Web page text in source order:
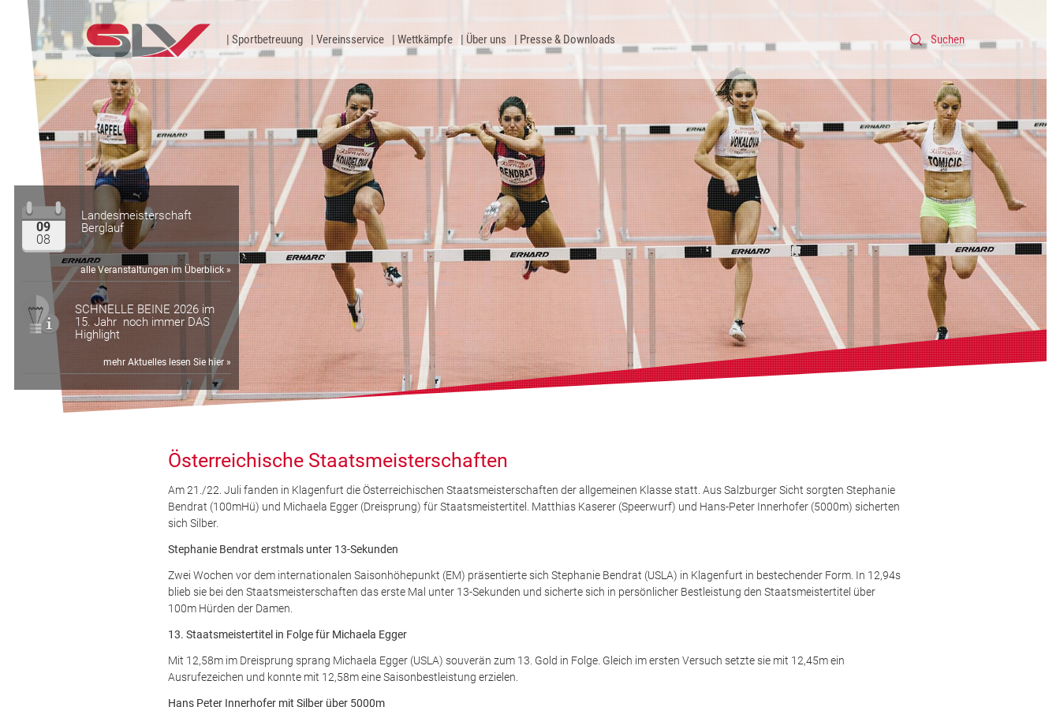
Zum Inhalt
Sportbetreuung Vereinsservice Wettkämpfe Über uns Presse & Downloads
09
08
Landesmeisterschaft
Berglauf
alle Veranstaltungen im Überblick »
SCHNELLE BEINE 2026 im
15. Jahr noch immer DAS
Highlight
mehr Aktuelles lesen Sie hier »
Österreichische Staatsmeisterschaften
Am 21./22. Juli fanden in Klagenfurt die Österreichischen Staatsmeisterschaften der allgemeinen Klasse statt. Aus Salzburger Sicht sorgten Stephanie
Bendrat (100mHü) und Michaela Egger (Dreisprung) für Staatsmeistertitel. Matthias Kaserer (Speerwurf) und Hans-Peter Innerhofer (5000m) sicherten
sich Silber.
Stephanie Bendrat erstmals unter 13-Sekunden
Zwei Wochen vor dem internationalen Saisonhöhepunkt (EM) präsentierte sich Stephanie Bendrat (USLA) in Klagenfurt in bestechender Form. In 12,94s
blieb sie bei den Staatsmeisterschaften das erste Mal unter 13-Sekunden und sicherte sich in persönlicher Bestleistung den Staatsmeistertitel über
100m Hürden der Damen.
13. Staatsmeistertitel in Folge für Michaela Egger
Mit 12,58m im Dreisprung sprang Michaela Egger (USLA) souverän zum 13. Gold in Folge. Gleich im ersten Versuch setzte sie mit 12,45m ein
Ausrufezeichen und konnte mit 12,58m eine Saisonbestleistung erzielen.
Hans Peter Innerhofer mit Silber über 5000m